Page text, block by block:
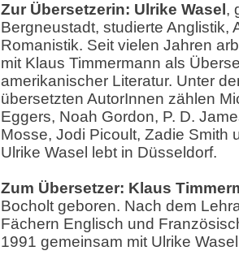
Zur Übersetzerin: Ulrike Wasel ,
Bergneustadt, studierte Anglistik,
Romanistik. Seit vielen Jahren
mit Klaus Timmermann als
amerikanischer Literatur. Unter
übersetzten AutorInnen zählen
Eggers, Noah Gordon, P. D.
Mosse, Jodi Picoult, Zadie Smith
Ulrike Wasel lebt in Düsseldorf.
Zum Übersetzer: Klaus
Bocholt geboren. Nach dem
Fächern Englisch und
1991 gemeinsam mit Ulrike